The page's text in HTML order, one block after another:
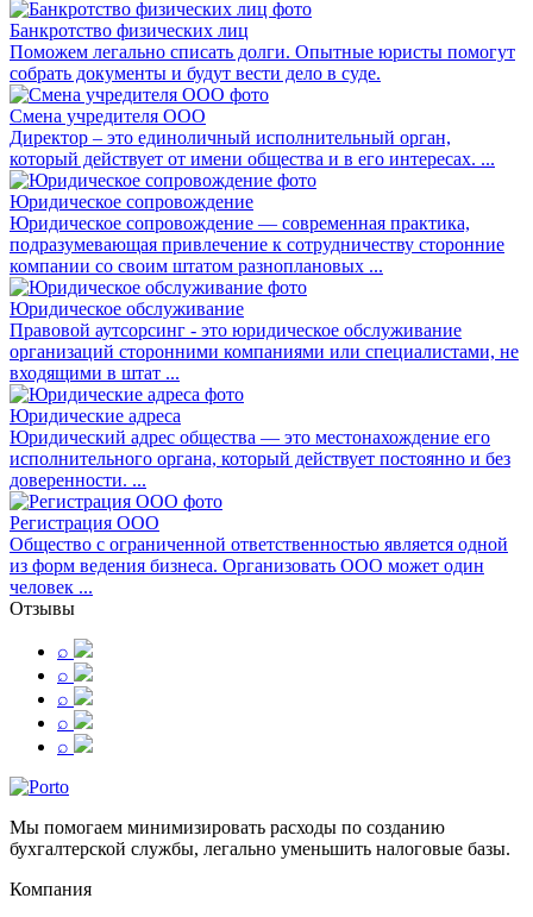
Банкротство физических лиц
Поможем легально списать долги. Опытные юристы помогут
собрать документы и будут вести дело в суде.
Смена учредителя ООО
Директор – это единоличный исполнительный орган,
который действует от имени общества и в его интересах. ...
Юридическое сопровождение
Юридическое сопровождение — современная практика,
подразумевающая привлечение к сотрудничеству сторонние
компании со своим штатом разноплановых ...
Юридическое обслуживание
Правовой аутсорсинг - это юридическое обслуживание
организаций сторонними компаниями или специалистами, не
входящими в штат ...
Юридические адреса
Юридический адрес общества — это местонахождение его
исполнительного органа, который действует постоянно и без
доверенности. ...
Регистрация ООО
Общество с ограниченной ответственностью является одной
из форм ведения бизнеса. Организовать ООО может один
человек ...
Отзывы
⌕
⌕
⌕
⌕
⌕
Мы помогаем минимизировать расходы по созданию
бухгалтерской службы, легально уменьшить налоговые базы.
Компания